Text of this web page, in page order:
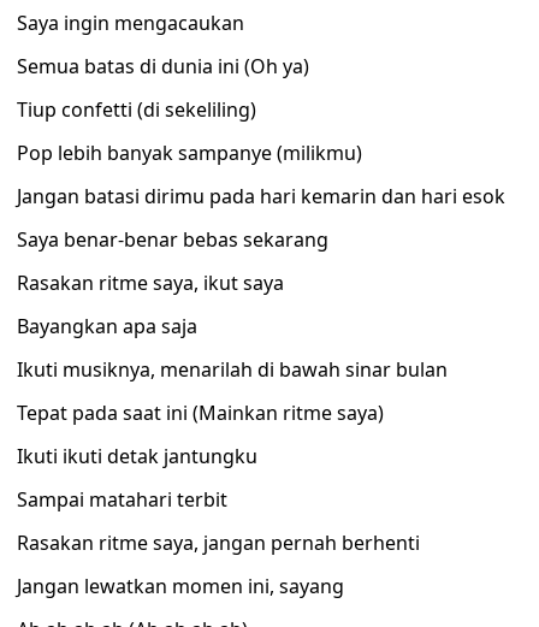
Saya ingin mengacaukan
Semua batas di dunia ini (Oh ​​ya)
Tiup confetti (di sekeliling)
Pop lebih banyak sampanye (milikmu)
Jangan batasi dirimu pada hari kemarin dan hari esok
Saya benar-benar bebas sekarang
Rasakan ritme saya, ikut saya
Bayangkan apa saja
Ikuti musiknya, menarilah di bawah sinar bulan
Tepat pada saat ini (Mainkan ritme saya)
Ikuti ikuti detak jantungku
Sampai matahari terbit
Rasakan ritme saya, jangan pernah berhenti
Jangan lewatkan momen ini, sayang